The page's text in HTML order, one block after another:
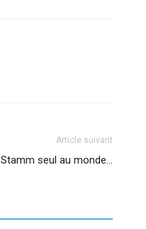
Article suivant
Stamm seul au monde…